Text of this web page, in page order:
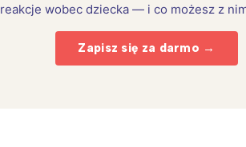
reakcje wobec dziecka — i co możesz z
Zapisz się za darmo →